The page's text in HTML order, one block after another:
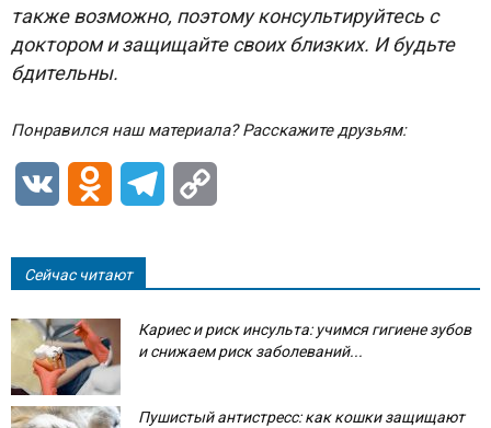
также возможно, поэтому консультируйтесь с
доктором и защищайте своих близких. И будьте
бдительны.
Понравился наш материала? Расскажите друзьям:
VK Odnoklassniki
Telegram
Сейчас читают
Кариес и риск инсульта: учимся гигиене зубов
и снижаем риск заболеваний...
Пушистый антистресс: как кошки защищают